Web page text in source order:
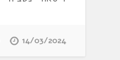
14/03/2024